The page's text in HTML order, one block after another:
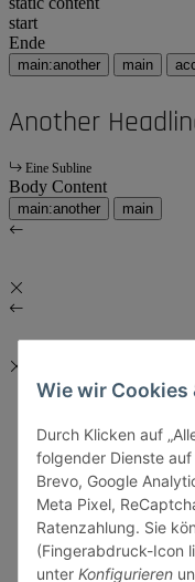
Wie wir Cookies
Durch Klicken auf
folgender Dienste auf
Brevo, Google
Meta Pixel,
Ratenzahlung. Sie
(Fingerabdruck-Icon
unter Konfigurieren
start
Ende
main:another main
Another
Eine Subline
Body Content
main:another main